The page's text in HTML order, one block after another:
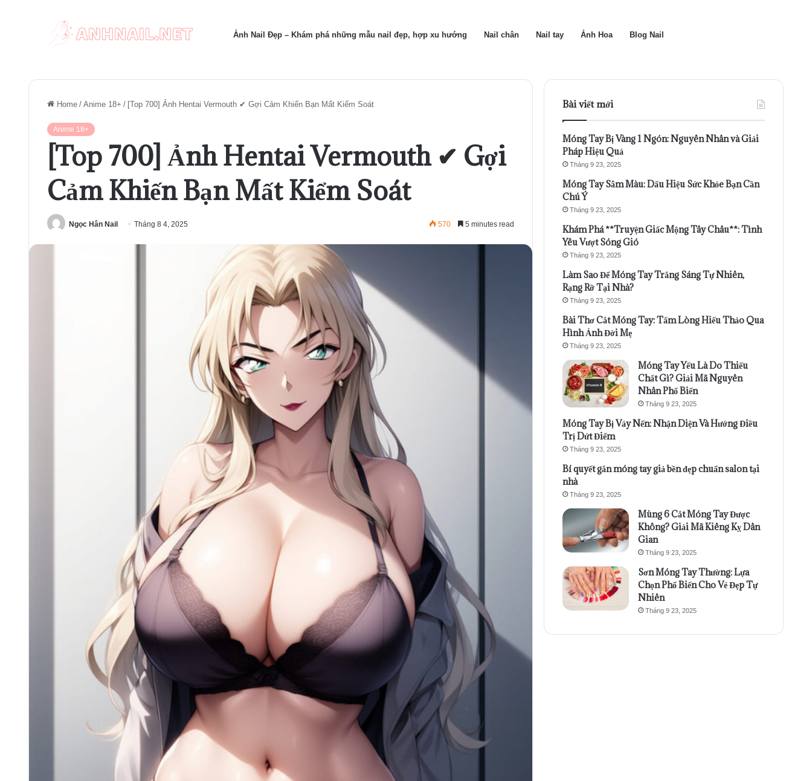
Ảnh Nail Đẹp – Khám phá những mẫu nail đẹp, hợp xu hướng Nail chân Nail tay Ảnh Hoa Blog Nail
Home / Anime 18+ / [Top 700] Ảnh Hentai Vermouth ✔ Gợi Cảm Khiến Bạn Mất Kiểm Soát
Anime 18+
[Top 700] Ảnh Hentai Vermouth ✔ Gợi
Cảm Khiến Bạn Mất Kiểm Soát
Ngọc Hân Nail Tháng 8 4, 2025 570 5 minutes read
Bài viết mới
Móng Tay Bị Vàng 1 Ngón: Nguyên Nhân và Giải
Pháp Hiệu Quả
Tháng 9 23, 2025
Móng Tay Sẫm Màu: Dấu Hiệu Sức Khỏe Bạn Cần
Chú Ý
Tháng 9 23, 2025
Khám Phá **Truyện Giấc Mộng Tây Châu**: Tình
Yêu Vượt Sóng Gió
Tháng 9 23, 2025
Làm Sao Để Móng Tay Trắng Sáng Tự Nhiên,
Rạng Rỡ Tại Nhà?
Tháng 9 23, 2025
Bài Thơ Cắt Móng Tay: Tấm Lòng Hiếu Thảo Qua
Hình Ảnh Đời Mẹ
Tháng 9 23, 2025
Móng Tay Yếu Là Do Thiếu
Chất Gì? Giải Mã Nguyên
Nhân Phổ Biến
Tháng 9 23, 2025
Móng Tay Bị Vảy Nến: Nhận Diện Và Hướng Điều
Trị Dứt Điểm
Tháng 9 23, 2025
Bí quyết gắn móng tay giả bền đẹp chuẩn salon tại
nhà
Tháng 9 23, 2025
Mùng 6 Cắt Móng Tay Được
Không? Giải Mã Kiêng Kỵ Dân
Gian
Tháng 9 23, 2025
Sơn Móng Tay Thường: Lựa
Chọn Phổ Biến Cho Vẻ Đẹp Tự
Nhiên
Tháng 9 23, 2025